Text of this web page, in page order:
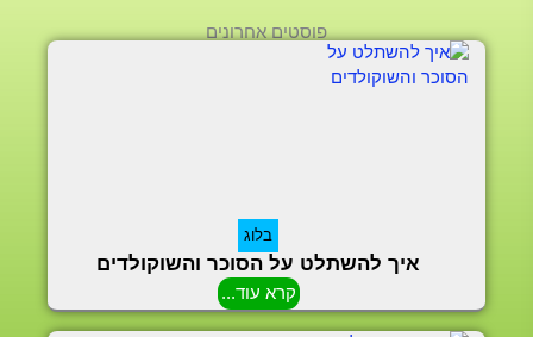
פוסטים אחרונים
בלוג
איך להשתלט על הסוכר והשוקולדים
קרא עוד...